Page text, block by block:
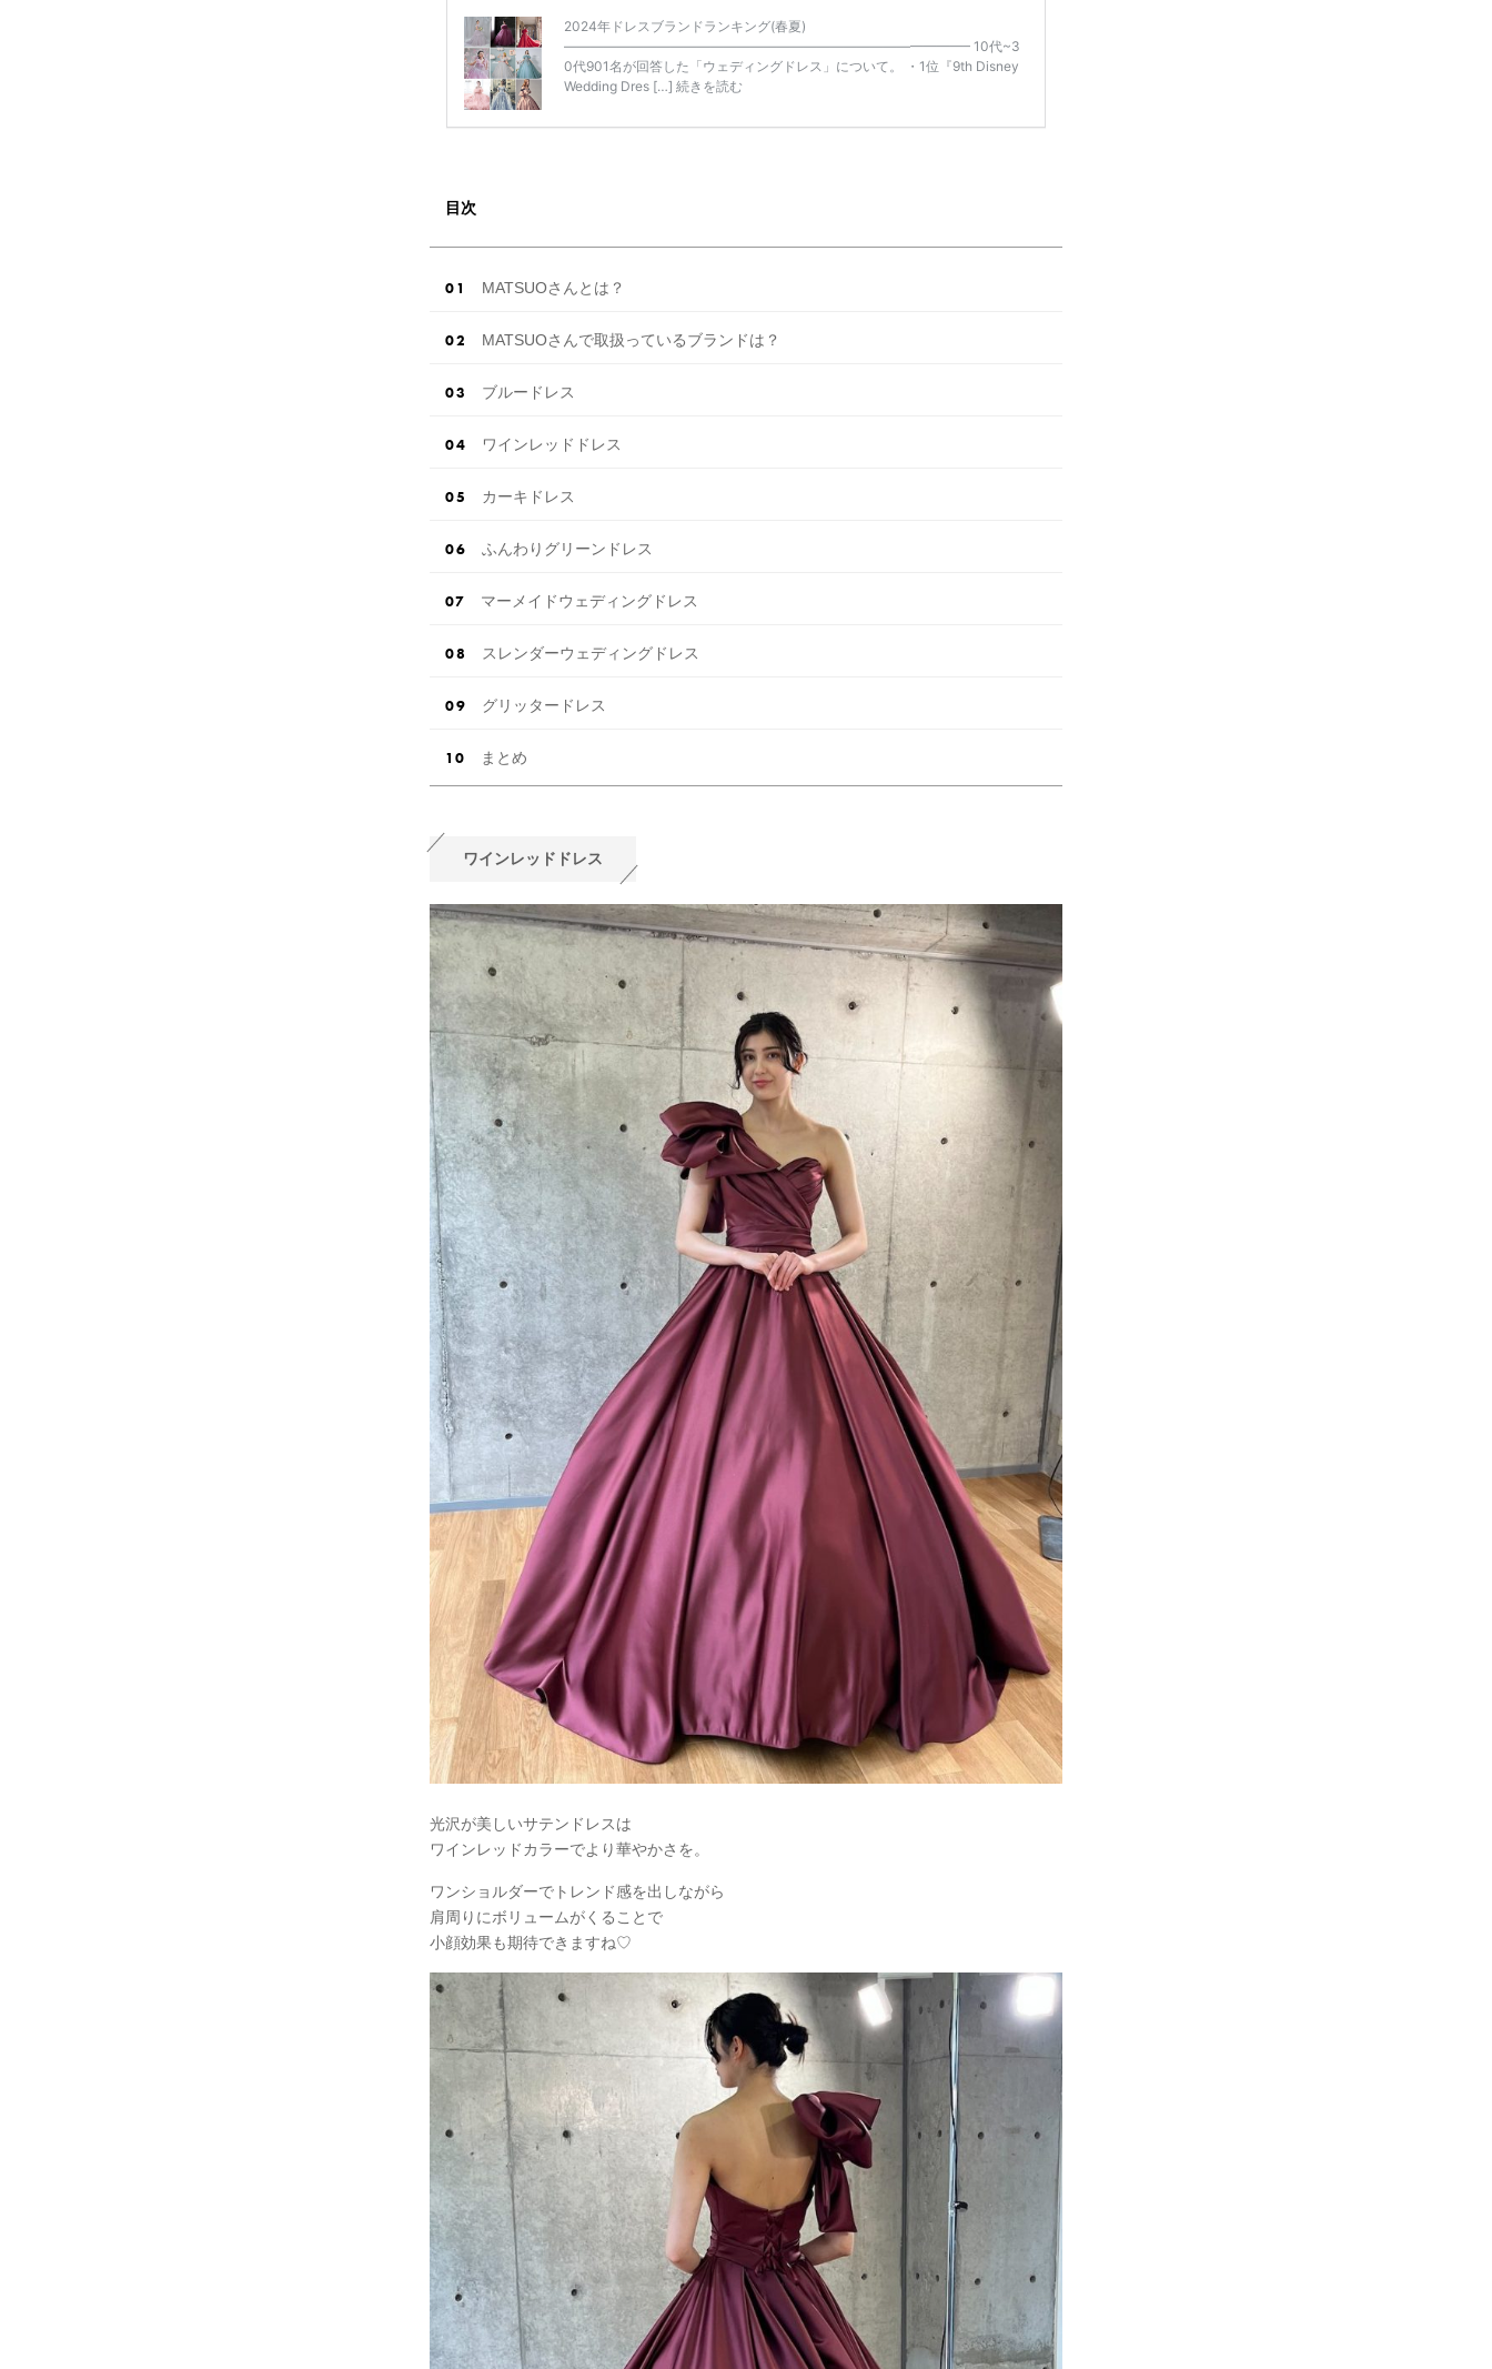
2024年ドレスブランドランキング(春夏)
——————————————————————————————– 10代~3
0代901名が回答した「ウェディングドレス」について。 ・1位『9th Disney
Wedding Dres […] 続きを読む
目次
MATSUOさんとは？
MATSUOさんで取扱っているブランドは？
ブルードレス
ワインレッドドレス
カーキドレス
ふんわりグリーンドレス
マーメイドウェディングドレス
スレンダーウェディングドレス
グリッタードレス
まとめ
ワインレッドドレス
光沢が美しいサテンドレスは
ワインレッドカラーでより華やかさを。
ワンショルダーでトレンド感を出しながら
肩周りにボリュームがくることで
小顔効果も期待できますね♡